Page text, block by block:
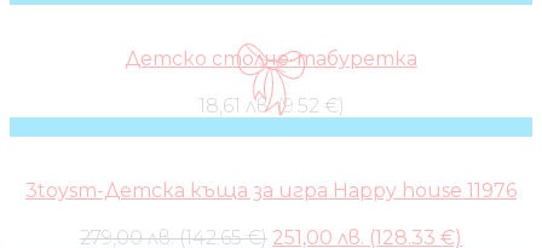
Детско столче-табуретка
18,61 лв. (9.52 €)
3toysm-Детска къща за игра Happy house 11976
279,00 лв. (142.65 €) Original
251,00 лв. (128.33 €)